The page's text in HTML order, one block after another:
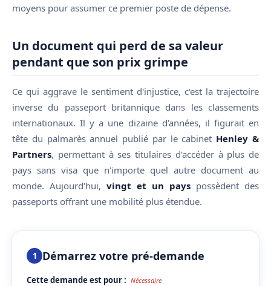
moyens pour assumer ce premier poste de dépense.
Un document qui perd de sa valeur
pendant que son prix grimpe
Ce qui aggrave le sentiment d'injustice, c'est la trajectoire
inverse du passeport britannique dans les classements
internationaux. Il y a une dizaine d'années, il figurait en
tête du palmarès annuel publié par le cabinet Henley &
Partners, permettant à ses titulaires d'accéder à plus de
pays sans visa que n'importe quel autre document au
monde. Aujourd'hui, vingt et un pays possèdent des
passeports offrant une mobilité plus étendue.
1 Démarrez votre pré-demande
Cette demande est pour : Nécessaire